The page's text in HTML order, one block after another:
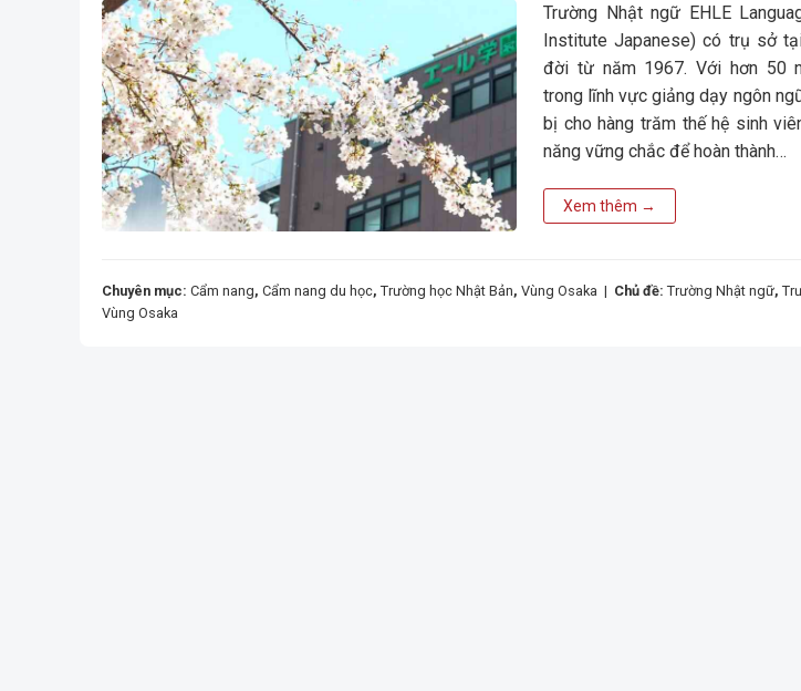
Trường Nhật ngữ EHLE
Institute Japanese) có trụ sở
đời từ năm 1967. Với hơn 50
trong lĩnh vực giảng dạy ngôn
bị cho hàng trăm thế hệ sinh
năng vững chắc để hoàn thành…
Xem thêm →
Chuyên mục: Cẩm nang, Cẩm nang du học, Trường học Nhật Bản, Vùng Osaka | Chủ đề: Trường Nhật ngữ,
Vùng Osaka